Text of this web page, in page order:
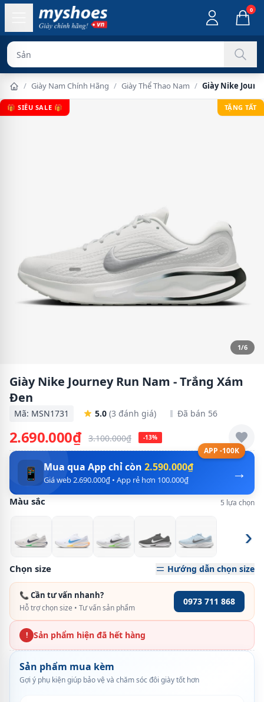
0
Sản phẩm chính
/ Giày Nam Chính Hãng / Giày Thể Thao Nam / Giày Nike
🎁 SIÊU SALE 🎁 TẶNG TẤT
1/6
Giày Nike Journey Run Nam - Trắng Xám
Đen
Mã: MSN1731 5.0 (3 đánh giá) Đã bán 56
2.690.000₫ 3.100.000₫ -13%
APP -100K
→
📱 Mua qua App chỉ còn 2.590.000₫
Giá web 2.690.000₫ • App rẻ hơn 100.000₫
Màu sắc 5 lựa chọn
›
Chọn size Hướng dẫn chọn size
📞 Cần tư vấn nhanh?
Hỗ trợ chọn size • Tư vấn sản phẩm
0973 711 868
! Sản phẩm hiện đã hết hàng
Sản phẩm mua kèm
Gợi ý phụ kiện giúp bảo vệ và chăm sóc đôi giày tốt hơn